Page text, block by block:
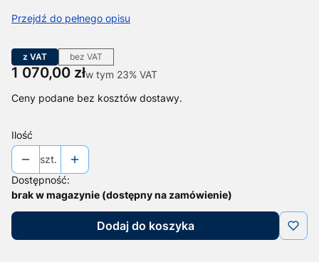
Przejdź do pełnego opisu
z VAT bez VAT
Cena
1 070,00 złw tym 23% VAT
w tym 23% VAT
Ceny podane bez kosztów dostawy.
Ilość
szt.
Dostępność:
brak w magazynie (dostępny na zamówienie)
Dodaj do koszyka